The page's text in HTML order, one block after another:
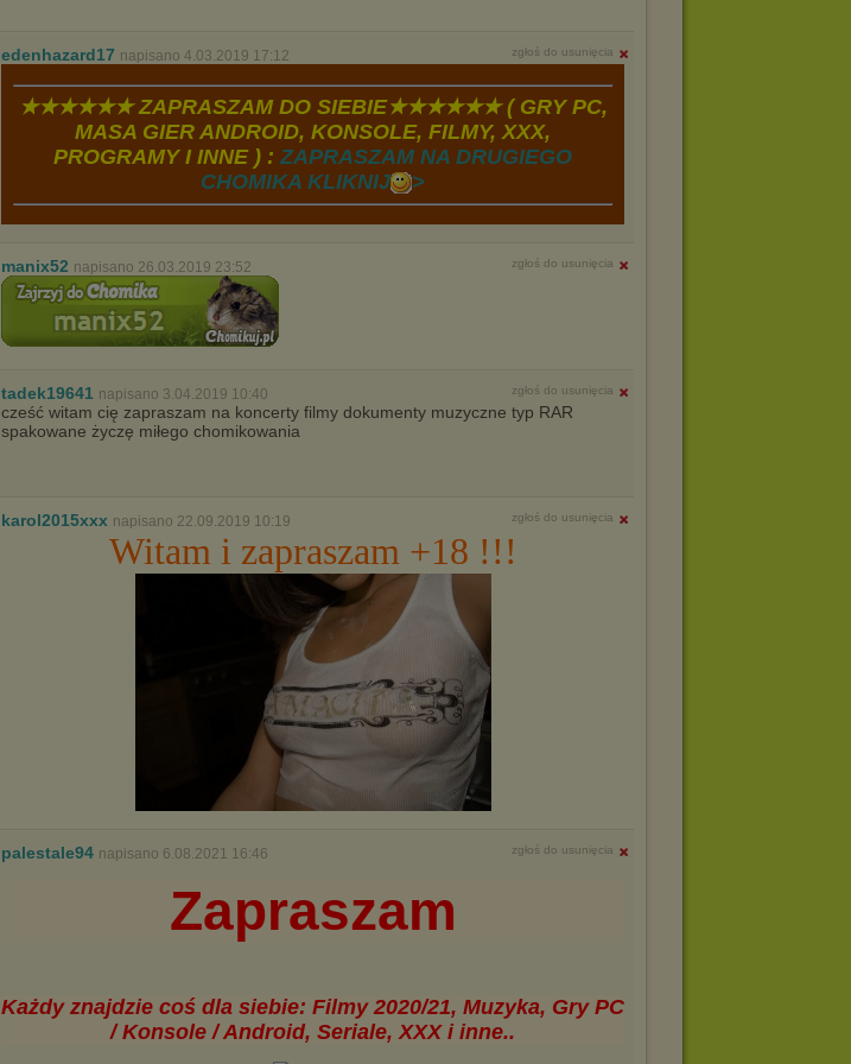
edenhazard17 napisano 4.03.2019 17:12 zgłoś do usunięcia
★★★★★★ ZAPRASZAM DO SIEBIE★★★★★★ ( GRY PC,
MASA GIER ANDROID, KONSOLE, FILMY, XXX,
PROGRAMY I INNE ) :ZAPRASZAM NA DRUGIEGO
CHOMIKA KLIKNIJ
>
manix52 napisano 26.03.2019 23:52 zgłoś do usunięcia
tadek19641 napisano 3.04.2019 10:40 zgłoś do usunięcia
cześć witam cię zapraszam na koncerty filmy dokumenty muzyczne typ RAR
spakowane życzę miłego chomikowania
karol2015xxx napisano 22.09.2019 10:19 zgłoś do usunięcia
Witam i zapraszam +18 !!!
palestale94 napisano 6.08.2021 16:46 zgłoś do usunięcia
Zapraszam
Każdy znajdzie coś dla siebie: Filmy 2020/21, Muzyka, Gry PC
/ Konsole / Android, Seriale, XXX i inne..